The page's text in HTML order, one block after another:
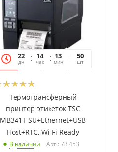
22
дн
14
час
13
мин
19
сек
50
шт
Термотрансферный
принтер этикеток TSC
MB341T SU+Ethernet+USB
Host+RTC, Wi-Fi Ready
В наличии Арт.: 73 453